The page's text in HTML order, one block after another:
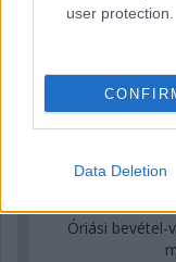
user protection.
Data Deletion
Óriási bevétel-